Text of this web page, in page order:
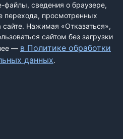
ЖАЛОБУ
файлы, сведения о браузере,
перехода, просмотренных
сайте. Нажимая «Отказаться»,
сайтом без загрузки
— в Политике обработки
данных.